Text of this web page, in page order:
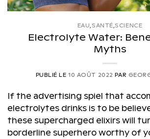
EAU, SANTÉ,SCIENCE
Electrolyte Water:
Myths
PUBLIÉ LE10 AOÛT 2022 PAR
If the advertising spiel that
electrolytes drinks is to be
these supercharged elixirs will
borderline superhero worthy of